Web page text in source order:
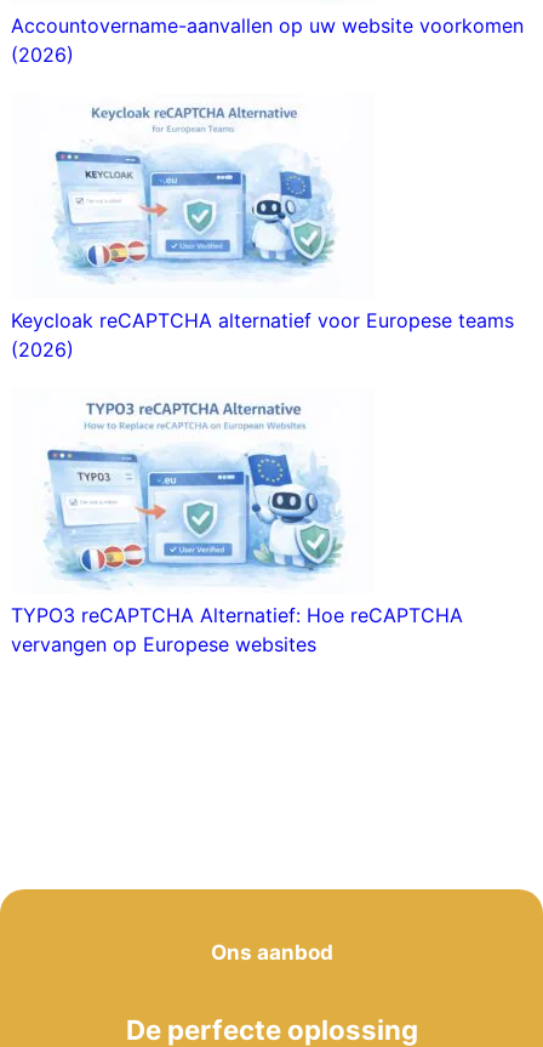
Accountovername-aanvallen op uw website voorkomen
(2026)
Keycloak reCAPTCHA alternatief voor Europese teams
(2026)
TYPO3 reCAPTCHA Alternatief: Hoe reCAPTCHA
vervangen op Europese websites
Ons aanbod
De perfecte oplossing